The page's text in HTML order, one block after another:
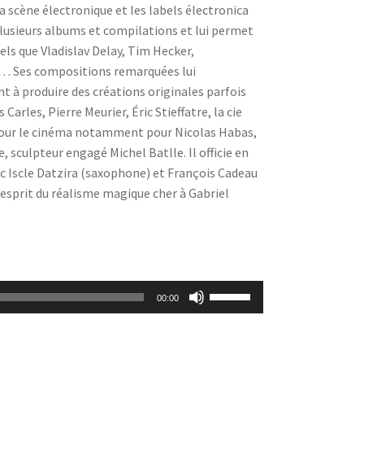
scène électronique et les labels électronica
albums et compilations et lui permet
que Vladislav Delay, Tim Hecker,
Ses compositions remarquées lui
à produire des créations originales parfois
Pierre Meurier, Éric Stieffatre, la cie
le cinéma notamment pour Nicolas Habas,
sculpteur engagé Michel Batlle. Il officie en
Datzira (saxophone) et François Cadeau
du réalisme magique cher à Gabriel
00:00
les